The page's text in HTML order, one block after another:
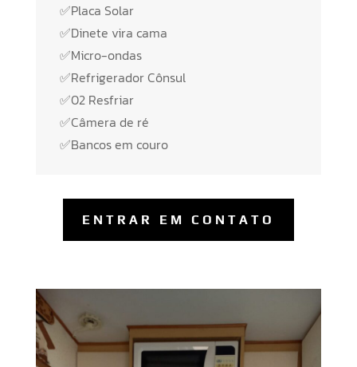
✅Placa Solar
✅Dinete vira cama
✅Micro-ondas
✅Refrigerador Cônsul
✅02 Resfriar
✅Câmera de ré
✅Bancos em couro
ENTRAR EM CONTATO